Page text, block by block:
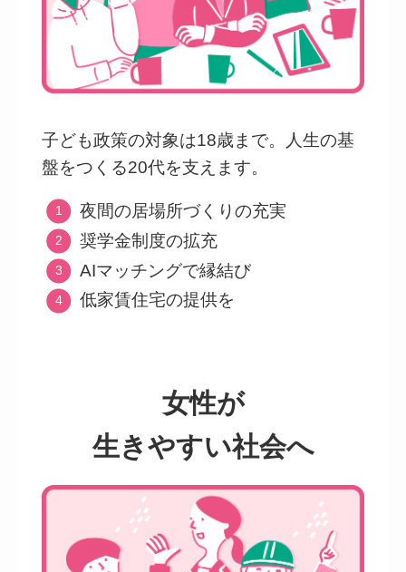
子ども政策の対象は18歳まで。人生の基
盤をつくる20代を支えます。
夜間の居場所づくりの充実
奨学金制度の拡充
AIマッチングで縁結び
低家賃住宅の提供を
女性が
生きやすい社会へ